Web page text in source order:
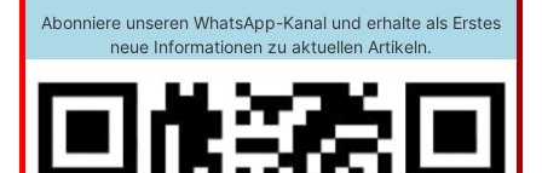
Abonniere unseren WhatsApp-Kanal und erhalte als Erstes
neue Informationen zu aktuellen Artikeln.